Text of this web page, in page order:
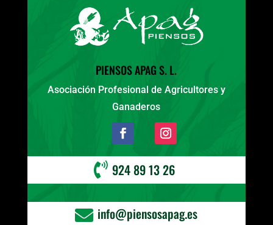
PIENSOS APAG S. L.
Asociación Profesional de Agricultores y
Ganaderos
 924 89 13 26
 info@piensosapag.es